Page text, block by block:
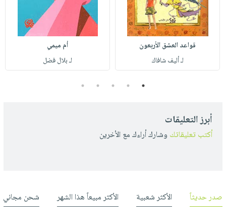
قواعد العشق الأربعون
لـ أليف شافاك
أم ميمي
لـ بلال فضل
1
2
3
4
5
أبرز التعليقات
أكتب تعليقاتك وشارك أراءك مع الأخرين
صدر حديثاً الأكثر شعبية الأكثر مبيعاً هذا الشهر شحن مجاني